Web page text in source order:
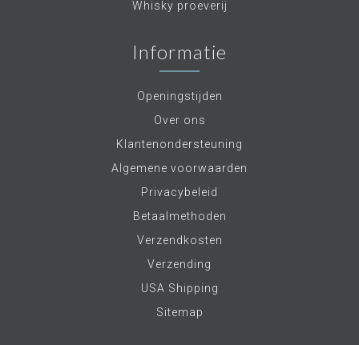
Whisky proeverij
Informatie
Openingstijden
Over ons
Klantenondersteuning
Algemene voorwaarden
Privacybeleid
Betaalmethoden
Verzendkosten
Verzending
USA Shipping
Sitemap